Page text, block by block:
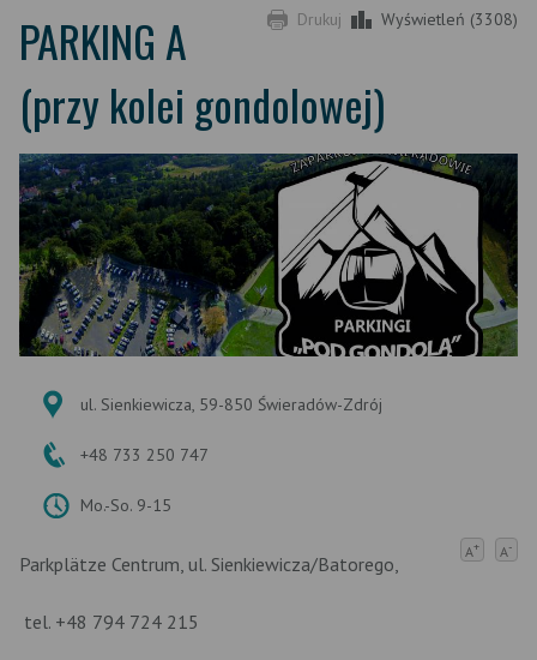
Drukuj Wyświetleń (3308)
PARKING A
(przy kolei gondolowej)
ul. Sienkiewicza, 59-850 Świeradów-Zdrój
+48 733 250 747
Mo.-So. 9-15
A+ A-
Parkplätze Centrum, ul. Sienkiewicza/Batorego,
tel. +48 794 724 215